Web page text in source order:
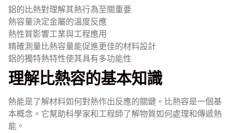
鋁的比熱對理解其熱行為至關重要
熱容量決定金屬的溫度反應
熱性質影響工業與工程應用
精確測量比熱容量能促進更佳的材料設計
鋁的獨特熱特性使其具有多功能性
理解比熱容的基本知識
熱能是了解材料如何對熱作出反應的關鍵。比熱容是一個基
本概念。它幫助科學家和工程師了解物質如何處理和傳遞熱
能。